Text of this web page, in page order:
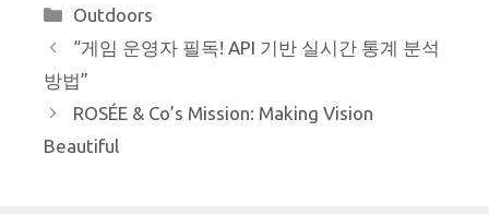
Categories
Outdoors
“게임 운영자 필독! API 기반 실시간 통계 분석
방법”
ROSÉE & Co’s Mission: Making Vision
Beautiful